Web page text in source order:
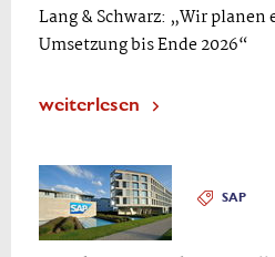
Lang & Schwarz: „Wir
Umsetzung bis Ende 2026“
weiterlesen
SAP